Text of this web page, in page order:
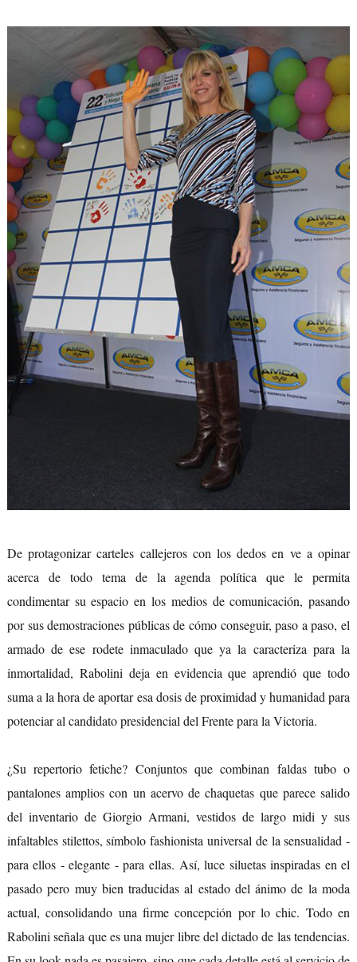
De protagonizar carteles callejeros con los dedos en ve a opinar
acerca de todo tema de la agenda política que le permita
condimentar su espacio en los medios de comunicación, pasando
por sus demostraciones públicas de cómo conseguir, paso a paso, el
armado de ese rodete inmaculado que ya la caracteriza para la
inmortalidad, Rabolini deja en evidencia que aprendió que todo
suma a la hora de aportar esa dosis de proximidad y humanidad para
potenciar al candidato presidencial del Frente para la Victoria.
¿Su repertorio fetiche? Conjuntos que combinan faldas tubo o
pantalones amplios con un acervo de chaquetas que parece salido
del inventario de Giorgio Armani, vestidos de largo midi y sus
infaltables stilettos, símbolo fashionista universal de la sensualidad -
para ellos - elegante - para ellas. Así, luce siluetas inspiradas en el
pasado pero muy bien traducidas al estado del ánimo de la moda
actual, consolidando una firme concepción por lo chic. Todo en
Rabolini señala que es una mujer libre del dictado de las tendencias.